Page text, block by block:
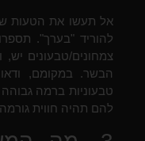
אל תעשו את הטעות
להוריד "בערך".
צמחונים/טבעונים
הבשר. במקומם,
טבעוניות ברמה
להם תהיה חווית